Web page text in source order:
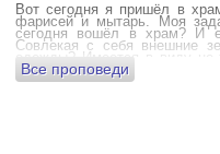
Вот сегодня я пришёл в
фарисей и мытарь. Моя
сегодня вошёл в храм? И
Совлекая с себя внешние
одежды? Имеется в виду не
есть помыслы.
Все проповеди